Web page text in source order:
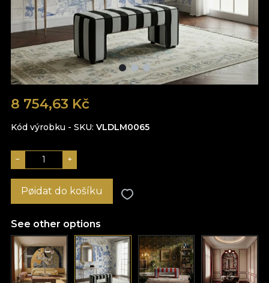
8 754,63 Kč
Kód výrobku - SKU VLDLM0065
− +
Pøidat do košíku
See other options